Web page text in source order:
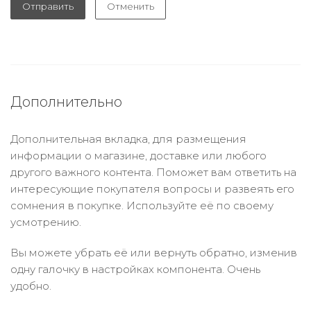
Отправить Отменить
Дополнительно
Дополнительная вкладка, для размещения
информации о магазине, доставке или любого
другого важного контента. Поможет вам ответить на
интересующие покупателя вопросы и развеять его
сомнения в покупке. Используйте её по своему
усмотрению.
Вы можете убрать её или вернуть обратно, изменив
одну галочку в настройках компонента. Очень
удобно.